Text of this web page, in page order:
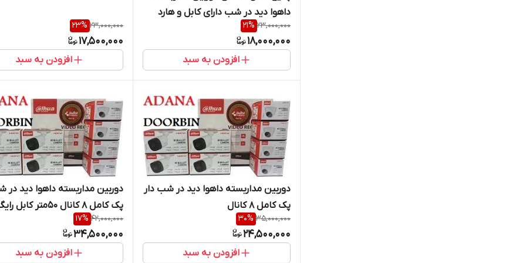
داهوا دید در شب دارای کابل و هارد
23,000,000
21%
18,000,000
افزودن به سبد
23,000,000
23%
17,500,000
افزودن به سبد
دوربین مداربسته داهوا دید در شب دار
پک کامل 8 کانال
35,000,000
30%
24,500,000
افزودن به سبد
دوربین مداربسته داهوا دید در
پک کامل 8 کانال 50متر
دارای هارد
42,000,000
17%
34,500,000
افزودن به سبد